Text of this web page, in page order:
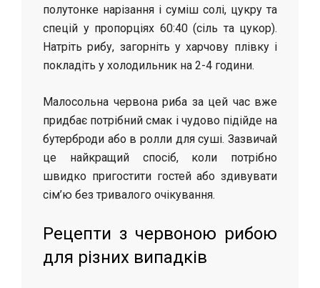
полутонке нарізання і суміш солі, цукру та
спецій у пропорціях 60:40 (сіль та цукор).
Натріть рибу, загорніть у харчову плівку і
покладіть у холодильник на 2-4 години.
Малосольна червона риба за цей час вже
придбає потрібний смак і чудово підійде на
бутерброди або в ролли для суші. Зазвичай
це найкращий спосіб, коли потрібно
швидко пригостити гостей або здивувати
сім’ю без тривалого очікування.
Рецепти з червоною рибою
для різних випадків